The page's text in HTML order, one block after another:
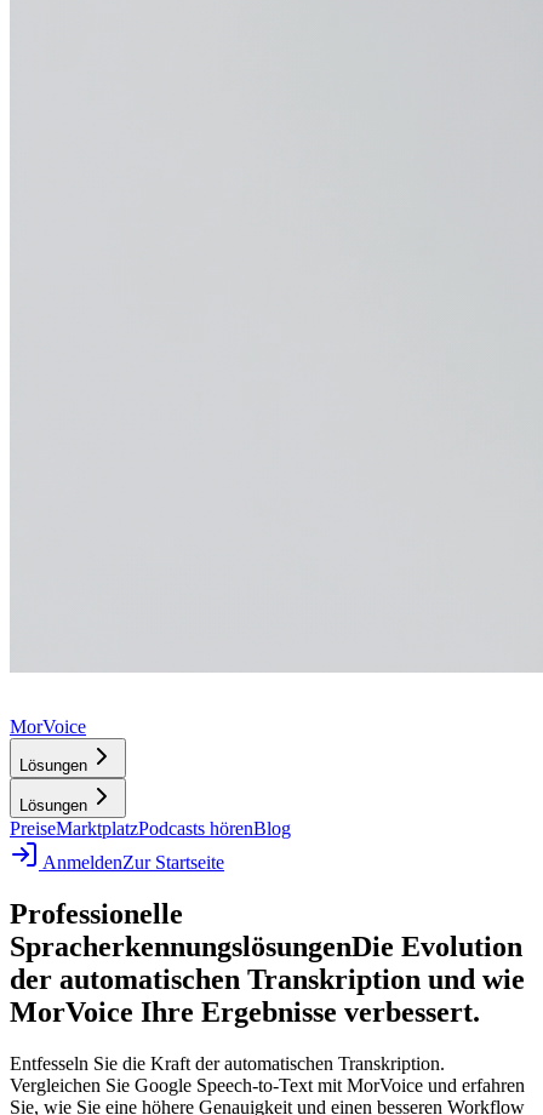
MorVoice
Lösungen
Lösungen
PreiseMarktplatzPodcasts hörenBlog
AnmeldenZur Startseite
Professionelle
SpracherkennungslösungenDie Evolution
der automatischen Transkription und wie
MorVoice Ihre Ergebnisse verbessert.
Entfesseln Sie die Kraft der automatischen Transkription.
Vergleichen Sie Google Speech-to-Text mit MorVoice und erfahren
Sie, wie Sie eine höhere Genauigkeit und einen besseren Workflow